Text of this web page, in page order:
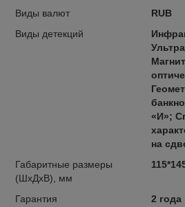
Виды валют
RUB
Виды детекций
«И»;
на
Габаритные размеры
(ШхДхВ), мм
Гарантия 2 года